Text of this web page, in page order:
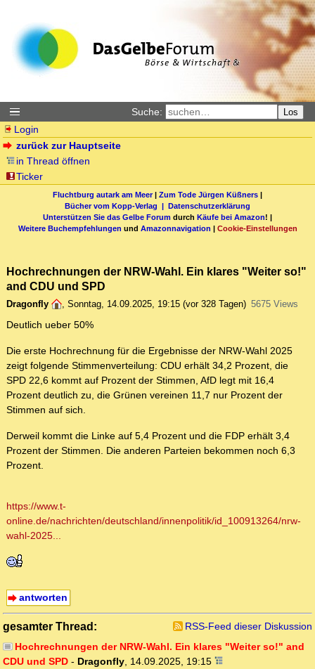
Suche: Los
Login
zurück zur Hauptseite
in Thread öffnen
Ticker
Fluchtburg autark am Meer| Zum Tode Jürgen Küßners |
Bücher vom Kopp-Verlag | Datenschutzerklärung
Unterstützen Sie das Gelbe Forum durch Käufe bei Amazon! |
Weitere Buchempfehlungen und Amazonnavigation | Cookie-Einstellungen
Hochrechnungen der NRW-Wahl. Ein klares "Weiter so!"
and CDU und SPD
Dragonfly , Sonntag, 14.09.2025, 19:15 (vor 328 Tagen) 5675 Views
Deutlich ueber 50%
Die erste Hochrechnung für die Ergebnisse der NRW-Wahl 2025
zeigt folgende Stimmenverteilung: CDU erhält 34,2 Prozent, die
SPD 22,6 kommt auf Prozent der Stimmen, AfD legt mit 16,4
Prozent deutlich zu, die Grünen vereinen 11,7 nur Prozent der
Stimmen auf sich.
Derweil kommt die Linke auf 5,4 Prozent und die FDP erhält 3,4
Prozent der Stimmen. Die anderen Parteien bekommen noch 6,3
Prozent.
https://www.t-
online.de/nachrichten/deutschland/innenpolitik/id_100913264/nrw-
wahl-2025...
antworten
gesamter Thread:
RSS-Feed dieser Diskussion
Hochrechnungen der NRW-Wahl. Ein klares "Weiter so!" and
CDU und SPD - Dragonfly, 14.09.2025, 19:15